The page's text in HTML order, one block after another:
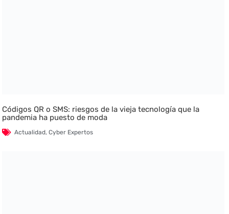
Códigos QR o SMS: riesgos de la vieja tecnología que la
pandemia ha puesto de moda
Actualidad,Cyber Expertos